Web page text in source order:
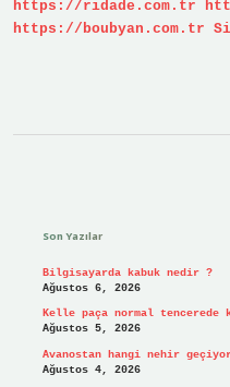
https://ridade.com.tr
https://boubyan.com.tr
Son Yazılar
Bilgisayarda kabuk nedir ?
Ağustos 6, 2026
Kelle paça normal
Ağustos 5, 2026
Avanostan hangi nehir
Ağustos 4, 2026